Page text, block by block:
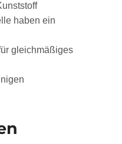
haben ein
gleichmäßiges